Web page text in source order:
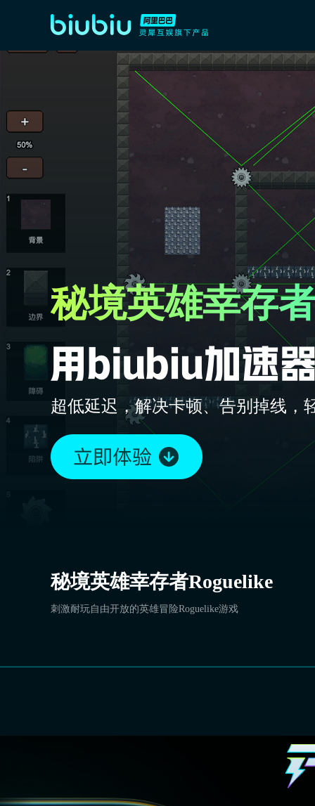
秘境英雄幸存
超低延迟，解决卡顿、告别掉线，
秘境英雄幸存者Roguelike
刺激耐玩自由开放的英雄冒险Roguelike游戏